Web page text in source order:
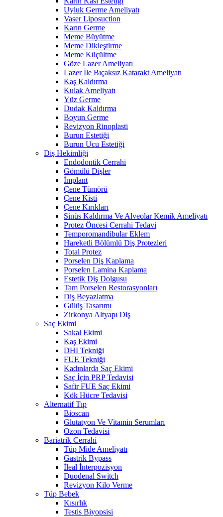
Uyluk Germe Ameliyatı
Vaser Liposuction
Karın Germe
Meme Büyütme
Meme Dikleştirme
Meme Küçültme
Göze Lazer Ameliyatı
Lazer İle Bıçaksız Katarakt Ameliyatı
Kaş Kaldırma
Kulak Ameliyatı
Yüz Germe
Dudak Kaldırma
Boyun Germe
Revizyon Rinoplasti
Burun Estetiği
Burun Ucu Estetiği
Diş Hekimliği
Endodontik Cerrahi
Gömülü Dişler
İmplant
Çene Tümörü
Çene Kisti
Çene Kırıkları
Sinüs Kaldırma Ve Alveolar Kemik Ameliyatı
Protez Öncesi Cerrahi Tedavi
Temporomandibular Eklem
Hareketli Bölümlü Diş Protezleri
Total Protez
Porselen Diş Kaplama
Porselen Lamina Kaplama
Estetik Diş Dolgusu
Tam Porselen Restorasyonları
Diş Beyazlatma
Gülüş Tasarımı
Zirkonya Altyapı Diş
Saç Ekimi
Sakal Ekimi
Kaş Ekimi
DHI Tekniği
FUE Tekniği
Kadınlarda Saç Ekimi
Saç İçin PRP Tedavisi
Safir FUE Saç Ekimi
Kök Hücre Tedavisi
Alternatif Tıp
Bioscan
Glutatyon Ve Vitamin Serumları
Ozon Tedavisi
Bariatrik Cerrahi
Tüp Mide Ameliyatı
Gastrik Bypass
İleal İnterpozisyon
Duodenal Switch
Revizyon Kilo Verme
Tüp Bebek
Kısırlık
Testis Biyopsisi